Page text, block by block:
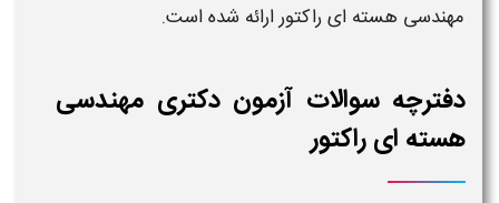
مهندسی هسته ای راکتورارائه شده است.
دفترچه سوالات آزمون دکتری مهندسی
هسته ای راکتور